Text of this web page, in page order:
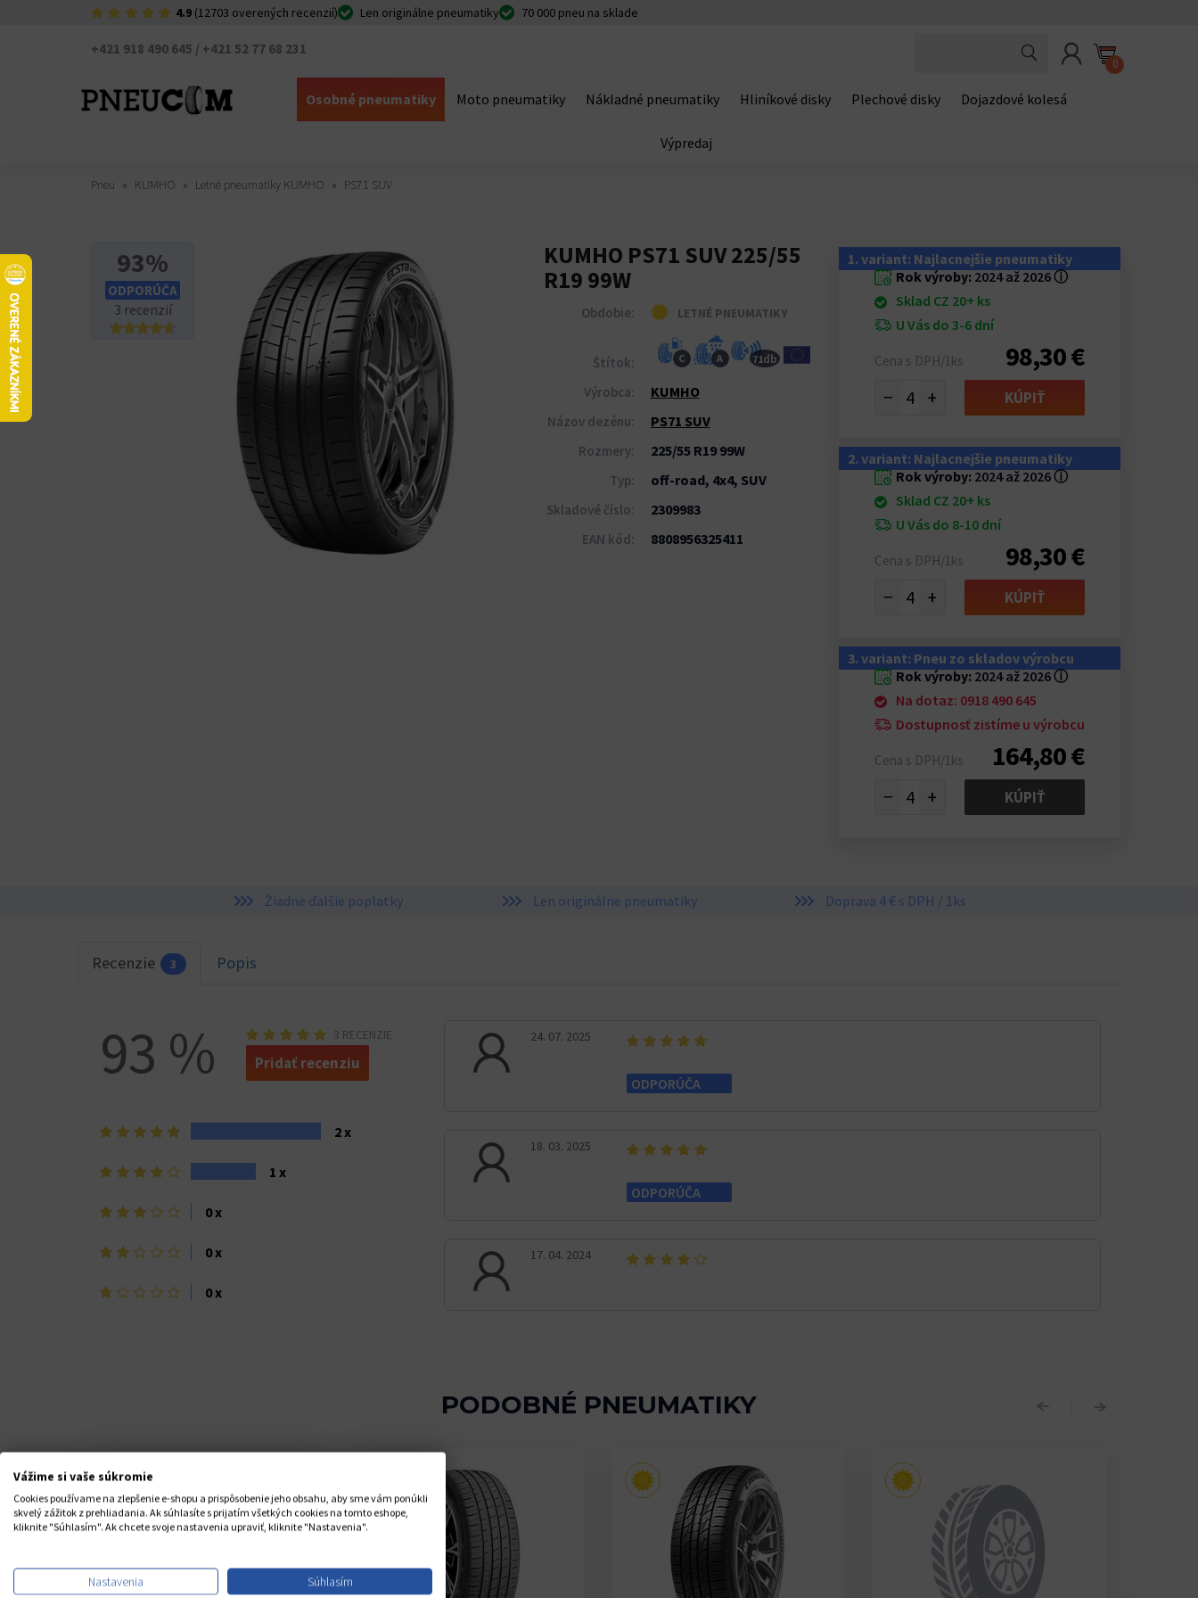
4.9 (12703 overených recenzií) Len originálne pneumatiky 70 000 pneu na sklade
+421 918 490 645 / +421 52 77 68 231
0
Osobné pneumatiky Moto pneumatiky Nákladné pneumatiky Hliníkové disky Plechové disky Dojazdové kolesá
Výpredaj
Pneu KUMHO Letné pneumatiky KUMHO PS71 SUV
93%
ODPORÚČA
3 recenzií
KUMHO PS71 SUV 225/55
R19 99W
1. variant: Najlacnejšie pneumatiky
Rok výroby:2024 až 2026ⓘ
Sklad CZ 20+ ks
U Vás do 3-6 dní
Cena s DPH/1ks 98,30 €
− + KÚPIŤ
2. variant: Najlacnejšie pneumatiky
Rok výroby:2024 až 2026ⓘ
Sklad CZ 20+ ks
U Vás do 8-10 dní
Cena s DPH/1ks 98,30 €
− + KÚPIŤ
3. variant: Pneu zo skladov výrobcu
Rok výroby:2024 až 2026ⓘ
Na dotaz: 0918 490 645
Dostupnosť zistíme u výrobcu
Cena s DPH/1ks 164,80 €
− + KÚPIŤ
Obdobie: LETNÉ PNEUMATIKY
Štítok: C A 71db
Výrobca: KUMHO
Názov dezénu: PS71 SUV
Rozmery: 225/55 R19 99W
Typ: off-road, 4x4, SUV
Skladové číslo: 2309983
EAN kód: 8808956325411
Žiadne ďalšie poplatky Len originálne pneumatiky Doprava 4 € s DPH / 1ks
Recenzie 3 Popis
93 % 3 RECENZIE
Pridať recenziu
5
2 x
4
1 x
3
0 x
2
0 x
1
0 x
24. 07. 2025
ODPORÚČA
18. 03. 2025
ODPORÚČA
17. 04. 2024
PODOBNÉ PNEUMATIKY
Vážime si vaše súkromie
Cookies používame na zlepšenie e-shopu a prispôsobenie jeho obsahu, aby sme vám ponúkli
skvelý zážitok z prehliadania. Ak súhlasíte s prijatím všetkých cookies na tomto eshope,
kliknite "Súhlasím". Ak chcete svoje nastavenia upraviť, kliknite "Nastavenia".
Nastavenia Súhlasím